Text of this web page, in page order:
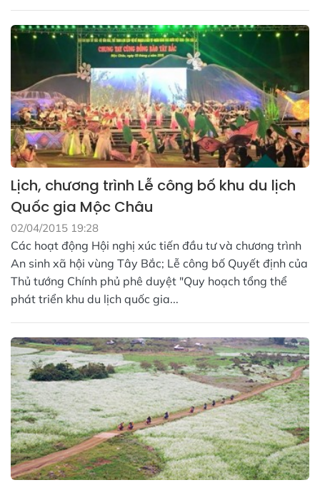
Lịch, chương trình Lễ công bố khu du lịch
Quốc gia Mộc Châu
02/04/2015 19:28
Các hoạt động Hội nghị xúc tiến đầu tư và chương trình
An sinh xã hội vùng Tây Bắc; Lễ công bố Quyết định của
Thủ tướng Chính phủ phê duyệt "Quy hoạch tổng thể
phát triển khu du lịch quốc gia...